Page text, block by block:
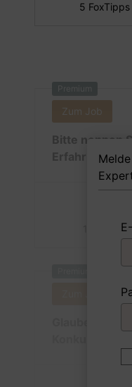
5 FoxTipps
Premium
Zum Job
Bitte nennen
Erfahrungen
1 Beispiel